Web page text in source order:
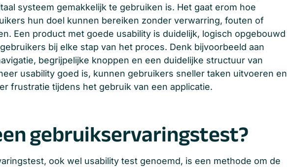
systeem gemakkelijk te gebruiken is. Het gaat erom hoe
hun doel kunnen bereiken zonder verwarring, fouten of
Een product met goede usability is duidelijk, logisch opgebouwd
bij elke stap van het proces. Denk bijvoorbeeld aan
begrijpelijke knoppen en een duidelijke structuur van
usability goed is, kunnen gebruikers sneller taken uitvoeren en
frustratie tijdens het gebruik van een applicatie.
gebruikservaringstest?
ook wel usability test genoemd, is een methode om de